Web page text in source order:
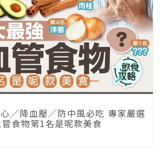
／降血壓／防中風必吃 專家嚴選
食物第1名是呢款美食